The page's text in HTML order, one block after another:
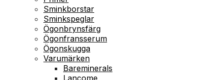
Sminkborstar
Sminkspeglar
Ögonbrynsfärg
Ögonfransserum
Ögonskugga
Varumärken
Bareminerals
Lancome